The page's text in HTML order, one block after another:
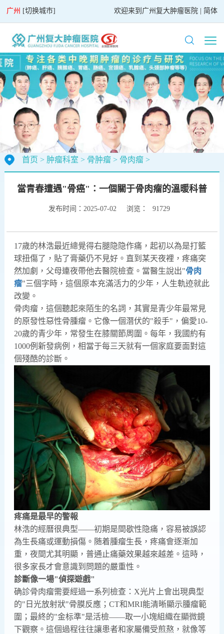
广州 [切换城市] 欢迎来到 广州复大肿瘤医院| 简体
首页 > 肿瘤科室 > 骨肿瘤> 骨肉瘤>
當青春遭遇"骨癌"：一個關于骨肉瘤的溫暖科普
发布时间：2025-07-02 浏览： 91729
17歲的林浩最近總覺得右腿隐隐作痛，起初以為是打籃
球扭傷了，貼了膏藥仍不見好。直到某天夜裡，疼痛突
然加劇，父母連夜帶他去醫院檢查。當醫生說出"骨肉
瘤"三個字時，這個原本充滿活力的少年，人生軌迹就此
改變。
骨肉瘤，這個聽起來陌生的名詞，其實是青少年最常見
的原發性惡性骨腫瘤。它像一個潛伏的"殺手"，偏愛10-
20歲的青少年，常發生在膝關節周圍。每年，我國約有
1000例新發病例，相當于每三天就有一個家庭要面對這
個殘酷的診斷。
疼痛是最早的警報
林浩的經曆很典型——初期是間歇性隐痛，容易被誤認
為生長痛或運動損傷。随着腫瘤生長，疼痛會逐漸加
重，夜間尤其明顯，普通止痛藥效果越來越差。這時，
很多家長才會意識到問題的嚴重性。
診斷像一場"偵探遊戲"
确診骨肉瘤需要經過一系列檢查：X光片上會出現典型
的"日光放射狀"骨膜反應；CT和MRI能清晰顯示腫瘤範
圍；最終的"金标準"是活檢——取一小塊組織在顯微鏡
下觀察。這個過程往往讓患者和家屬備受煎熬，就像等